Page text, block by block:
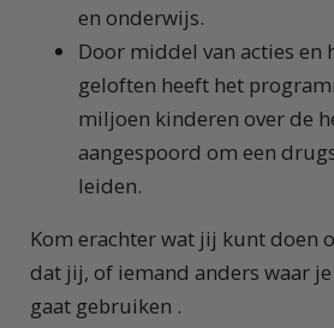
en onderwijs.
Door middel van acties en
geloften heeft het
miljoen kinderen over de
aangespoord om een
leiden.
Kom erachter wat jij kunt doen
dat jij, of iemand anders waar
gaat gebruiken .